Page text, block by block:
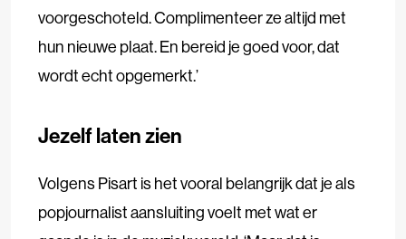
voorgeschoteld. Complimenteer ze altijd met
hun nieuwe plaat. En bereid je goed voor, dat
wordt echt opgemerkt.’
Jezelf laten zien
Volgens Pisart is het vooral belangrijk dat je als
popjournalist aansluiting voelt met wat er